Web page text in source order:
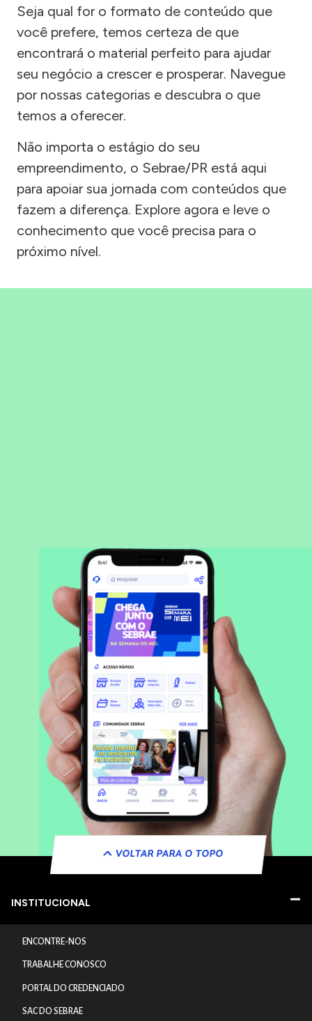
Seja qual for o formato de conteúdo que
você prefere, temos certeza de que
encontrará o material perfeito para ajudar
seu negócio a crescer e prosperar. Navegue
por nossas categorias e descubra o que
temos a oferecer.
Não importa o estágio do seu
empreendimento, o Sebrae/PR está aqui
para apoiar sua jornada com conteúdos que
fazem a diferença. Explore agora e leve o
conhecimento que você precisa para o
próximo nível.
VOLTAR PARA O TOPO
INSTITUCIONAL
ENCONTRE-NOS
TRABALHE CONOSCO
PORTAL DO CREDENCIADO
SAC DO SEBRAE